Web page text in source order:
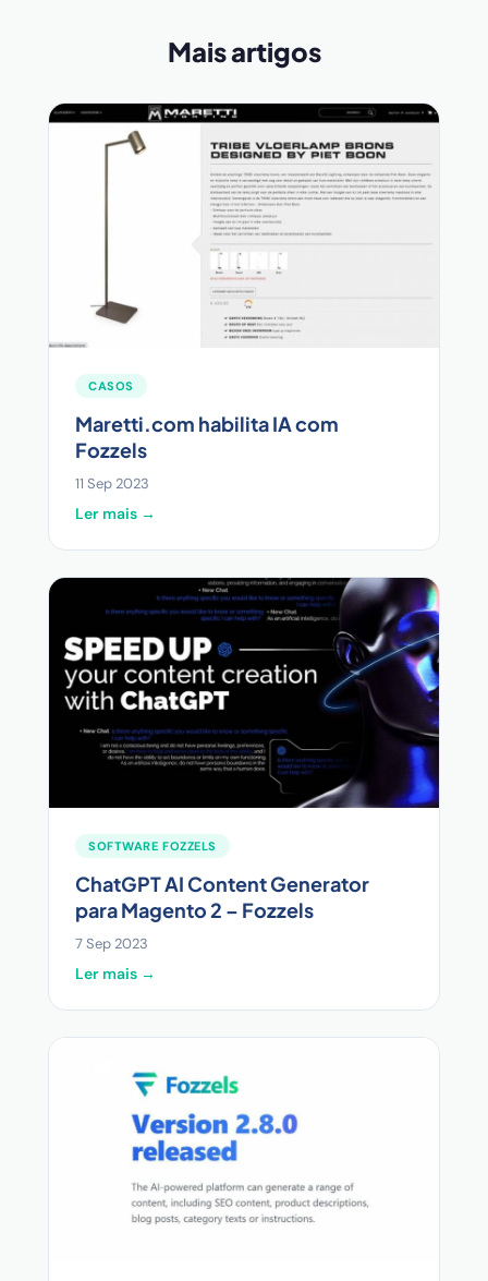
Mais artigos
CASOS
Maretti.com habilita IA com
Fozzels
11 Sep 2023
Ler mais →
SOFTWARE FOZZELS
ChatGPT AI Content Generator
para Magento 2 – Fozzels
7 Sep 2023
Ler mais →